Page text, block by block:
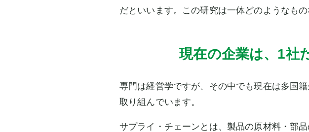
だといいます。この研究は一体どのようなも
現在の企業は、1社
専門は経営学ですが、その中でも現在は多国
取り組んでいます。
サプライ・チェーンとは、製品の原材料・部